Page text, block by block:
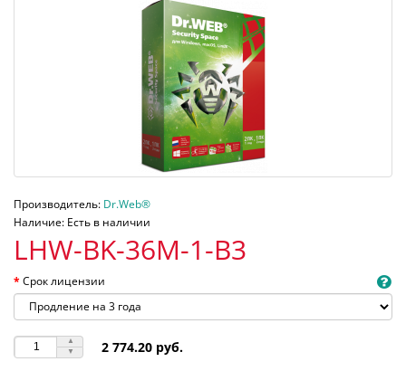
Производитель: Dr.Web®
Наличие: Есть в наличии
LHW-BK-36M-1-B3
Срок лицензии
2 774.20 руб.